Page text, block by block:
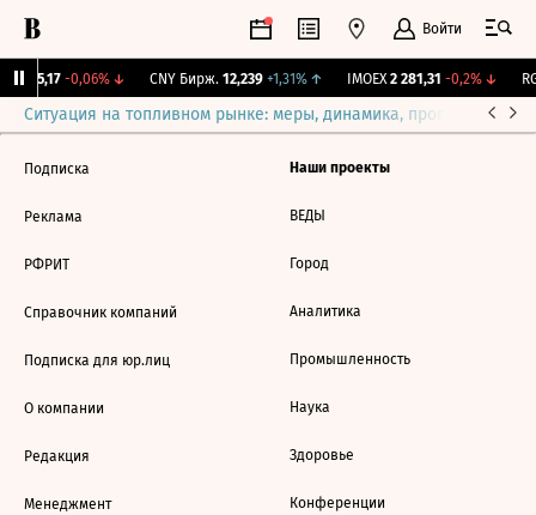
Войти
115,17 -0,06%↓ CNY Бирж. 12,239 +1,31%↑ IMOEX 2 281,31 -0,2%↓
Ситуация на топливном рынке: меры, динамика, прогнозы
Подписка
Реклама
РФРИТ
Справочник компаний
Подписка для юр.лиц
О компании
Редакция
Менеджмент
Наши проекты
ВЕДЫ
Город
Аналитика
Промышленность
Наука
Здоровье
Конференции